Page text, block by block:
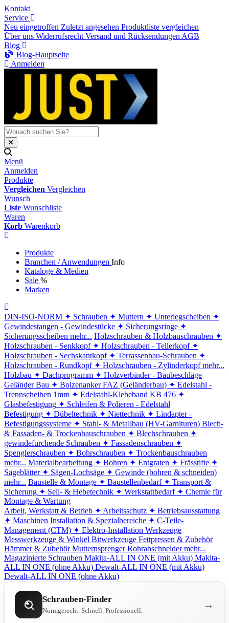
Kontakt
Service
Neu eingetroffen Zuletzt angesehen Produktliste vergleichen
Über uns Widerrufsrecht Versand und Rücksendungen AGB
Blog
Blog-Hauptseite
Anmelden
Menü
Anmelden
Produkte
Vergleichen Vergleichen
Wunsch
Liste Wunschliste
Waren
Korb Warenkorb
Produkte
Branchen / Anwendungen Info
Kataloge & Medien
Sale %
Marken
DIN-ISO-NORM ✦ Schrauben ✦ Muttern ✦ Unterlegscheiben ✦
Gewindestangen - Gewindestücke ✦ Sicherungsringe ✦
Sicherungsscheiben mehr... Holzschrauben & Holzbauschrauben ✦
Holzschrauben - Senkkopf ✦ Holzschrauben - Tellerkopf ✦
Holzschrauben - Sechskantkopf ✦ Terrassenbau-Schrauben ✦
Holzschrauben - Rundkopf ✦ Holzschrauben - Zylinderkopf mehr...
Holzbau ✦ Dachprogramm ✦ Holzverbinder - Baubeschläge
Geländer Bau ✦ Bolzenanker FAZ (Geländerbau) ✦ Edelstahl -
Trennscheiben 1mm ✦ Edelstahl-Klebeband KB 476 ✦
Glasbefestigung ✦ Schleifen & Polieren - Edelstahl
Befestigung ✦ Dübeltechnik ✦ Niettechnik ✦ Lindapter -
Befestigungssysteme ✦ Stahl- & Metallbau (HV-Garnituren) Blech-
& Fassaden- & Trockenbauschrauben ✦ Blechschrauben ✦
gewindefurchende Schrauben ✦ Fassadenschrauben ✦
Spenglerschrauben ✦ Bohrschrauben ✦ Trockenbauschrauben
mehr... Materialbearbeitung ✦ Bohren ✦ Entgraten ✦ Frässtifte ✦
Sägeblätter ✦ Sägen-Lochsäge ✦ Gewinde (bohren & schneiden)
mehr... Baustelle & Montage ✦ Baustellenbedarf ✦ Transport &
Sicherung ✦ Seil- & Hebetechnik ✦ Werkstattbedarf ✦ Chemie für
Montage & Wartung
Arbeit, Werkstatt & Betrieb ✦ Arbeitsschutz ✦ Betriebsausstattung
✦ Maschinen Installation & Spezialbereiche ✦ C-Teile-
Management (CTM) ✦ Elektro-Installation Werkzeuge
Messwerkzeuge & Winkel Bitwerkzeuge Fettpressen & Zubehör
Hämmer & Zubehör Mutternsprenger Rohrabschneider mehr...
Magazinierte Schrauben Makita-ALL IN ONE (mit Akku) Makita-
ALL IN ONE (ohne Akku) Dewalt-ALL IN ONE (mit Akku)
Dewalt-ALL IN ONE (ohne Akku)
Schrauben-Finder
Normgerecht. Schnell. Professionell. →